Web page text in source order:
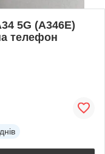
5G (A346E)
телефон